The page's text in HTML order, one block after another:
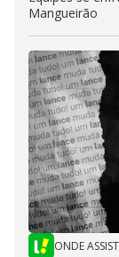
Mangueirão
ONDE